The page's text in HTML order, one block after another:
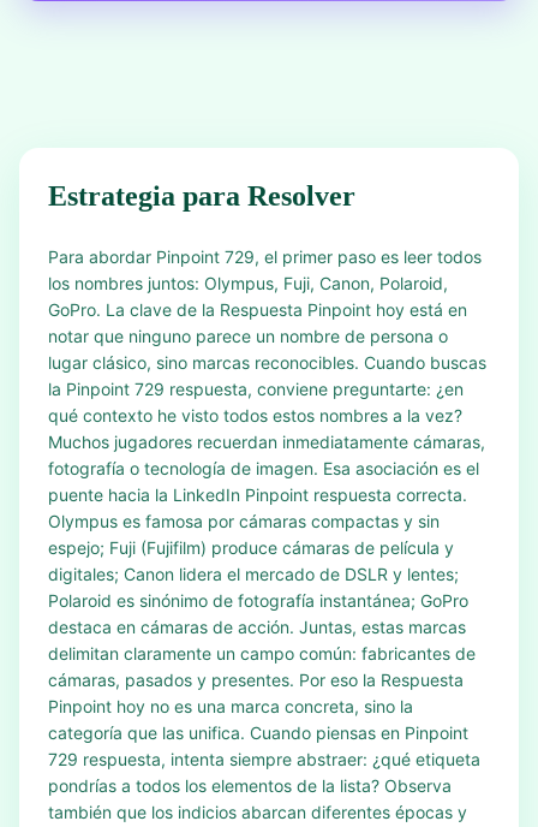
Estrategia para Resolver
Para abordar Pinpoint 729, el primer paso es leer todos
los nombres juntos: Olympus, Fuji, Canon, Polaroid,
GoPro. La clave de la Respuesta Pinpoint hoy está en
notar que ninguno parece un nombre de persona o
lugar clásico, sino marcas reconocibles. Cuando buscas
la Pinpoint 729 respuesta, conviene preguntarte: ¿en
qué contexto he visto todos estos nombres a la vez?
Muchos jugadores recuerdan inmediatamente cámaras,
fotografía o tecnología de imagen. Esa asociación es el
puente hacia la LinkedIn Pinpoint respuesta correcta.
Olympus es famosa por cámaras compactas y sin
espejo; Fuji (Fujifilm) produce cámaras de película y
digitales; Canon lidera el mercado de DSLR y lentes;
Polaroid es sinónimo de fotografía instantánea; GoPro
destaca en cámaras de acción. Juntas, estas marcas
delimitan claramente un campo común: fabricantes de
cámaras, pasados y presentes. Por eso la Respuesta
Pinpoint hoy no es una marca concreta, sino la
categoría que las unifica. Cuando piensas en Pinpoint
729 respuesta, intenta siempre abstraer: ¿qué etiqueta
pondrías a todos los elementos de la lista? Observa
también que los indicios abarcan diferentes épocas y